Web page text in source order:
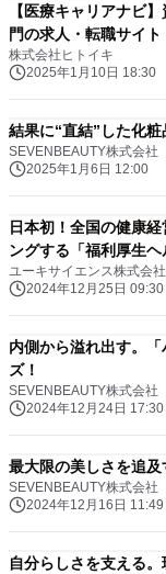
【医療キャリアナビ
門の求人・転職サイト
株式会社ヒトイキ
2025年1月10日 18:30
結果に“直結”した化
SEVENBEAUTY株式会社
2025年1月6日 12:00
日本初！全国の健康
ングする「福利厚生
ユーキサイエンス株式会社
2024年12月25日 09:30
内側から溢れ出す。
ズ！
SEVENBEAUTY株式会社
2024年12月24日 17:30
最大限の美しさを追
SEVENBEAUTY株式会社
2024年12月16日 11:49
自分らしさを支える